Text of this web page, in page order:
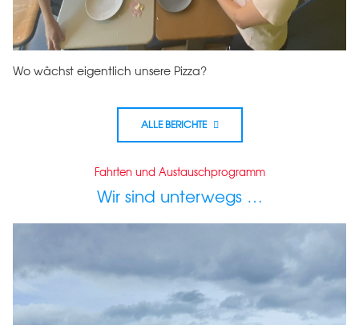
Wo wächst eigentlich unsere Pizza?
ALLE BERICHTE
Fahrten und Austauschprogramm
Wir sind unterwegs …